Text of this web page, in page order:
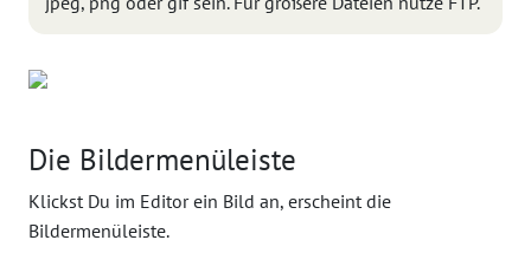
Die Bildermenüleiste
Klickst Du im Editor ein Bild an, erscheint die
Bildermenüleiste.